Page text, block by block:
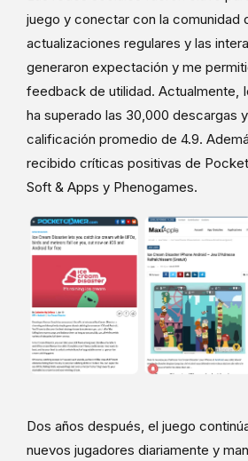
juego y conectar con la comunidad
actualizaciones regulares y las
generaron expectación y me
feedback de utilidad. Actualmente,
ha superado las 30,000 descargas
calificación promedio de 4.9.
recibido críticas positivas de
Soft & Apps y Phenogames.
Dos años después, el juego
nuevos jugadores diariamente y